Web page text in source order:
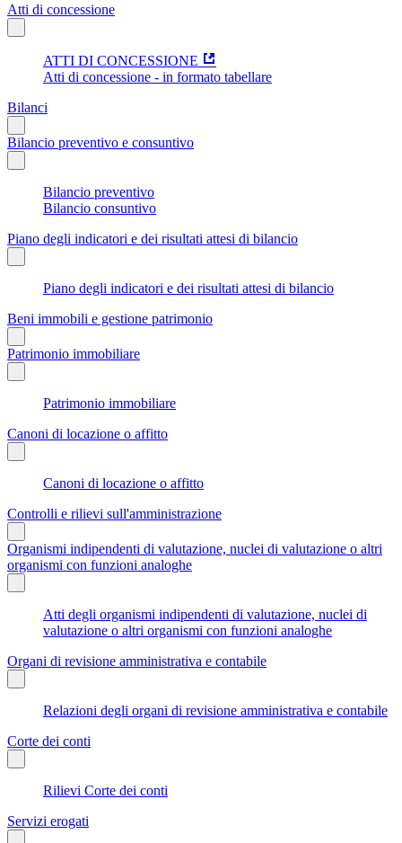
Atti di concessione
ATTI DI CONCESSIONE
Atti di concessione - in formato tabellare
Bilanci
Bilancio preventivo e consuntivo
Bilancio preventivo
Bilancio consuntivo
Piano degli indicatori e dei risultati attesi di bilancio
Piano degli indicatori e dei risultati attesi di bilancio
Beni immobili e gestione patrimonio
Patrimonio immobiliare
Patrimonio immobiliare
Canoni di locazione o affitto
Canoni di locazione o affitto
Controlli e rilievi sull'amministrazione
Organismi indipendenti di valutazione, nuclei di valutazione o altri
organismi con funzioni analoghe
Atti degli organismi indipendenti di valutazione, nuclei di
valutazione o altri organismi con funzioni analoghe
Organi di revisione amministrativa e contabile
Relazioni degli organi di revisione amministrativa e contabile
Corte dei conti
Rilievi Corte dei conti
Servizi erogati